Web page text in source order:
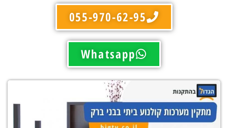
055-970-62-95
Whatsapp